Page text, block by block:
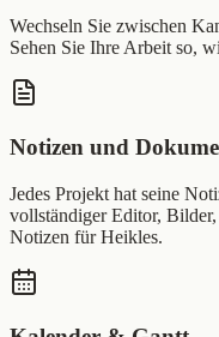
Wechseln Sie zwischen
Sehen Sie Ihre Arbeit so,
Notizen und
Jedes Projekt hat seine
vollständiger Editor,
Notizen für Heikles.